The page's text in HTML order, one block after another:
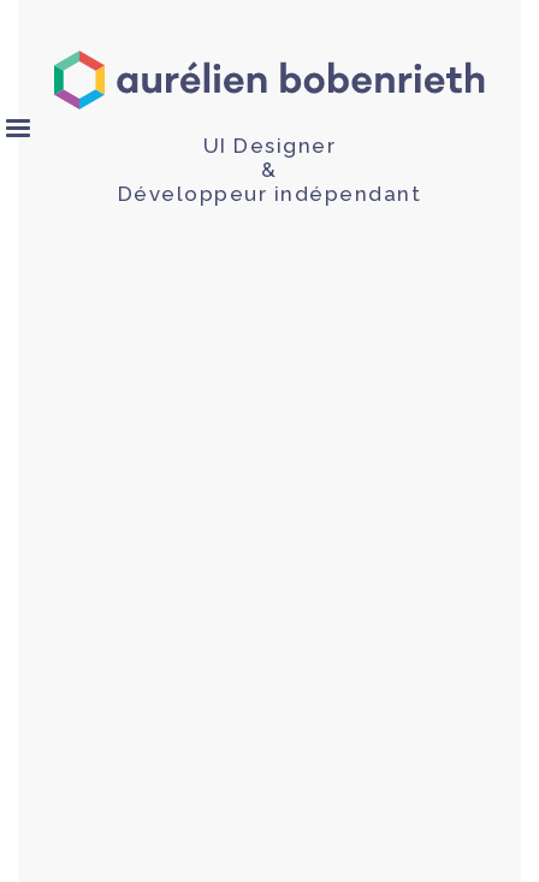
UI Designer
&
Développeur indépendant